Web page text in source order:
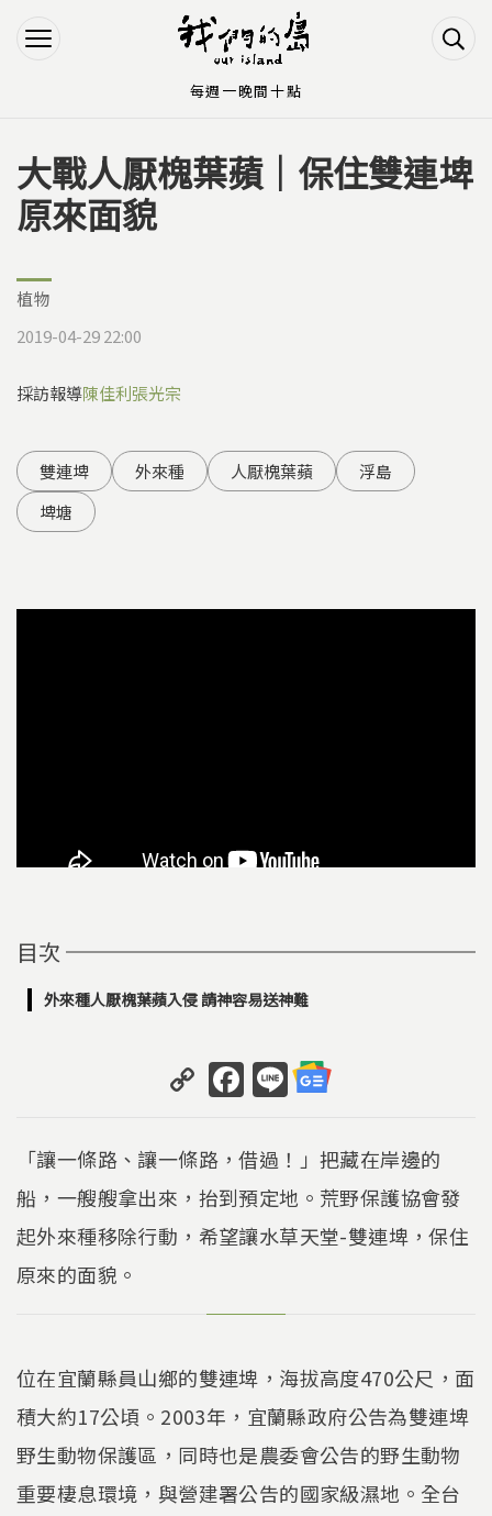
Jump to Navigation
Jump to Main content
您在這裡
大戰人厭槐葉蘋｜保住雙連埤
原來面貌
植物
2019-04-29 22:00
採訪報導陳佳利張光宗
雙連埤 外來種 人厭槐葉蘋
浮島
埤塘
目次
外來種人厭槐葉蘋入侵 請神容易送神難
C
o
p
y
Li
n
F
a
c
e
b
o
k
Li
n
e
「讓一條路、讓一條路，借過！」把藏在岸邊的
船，一艘艘拿出來，抬到預定地。荒野保護協會發
起外來種移除行動，希望讓水草天堂-雙連埤，保住
原來的面貌。
位在宜蘭縣員山鄉的雙連埤，海拔高度470公尺，面
積大約17公頃。2003年，宜蘭縣政府公告為雙連埤
野生動物保護區，同時也是農委會公告的野生動物
重要棲息環境，與營建署公告的國家級濕地。全台
每週一晚間十點